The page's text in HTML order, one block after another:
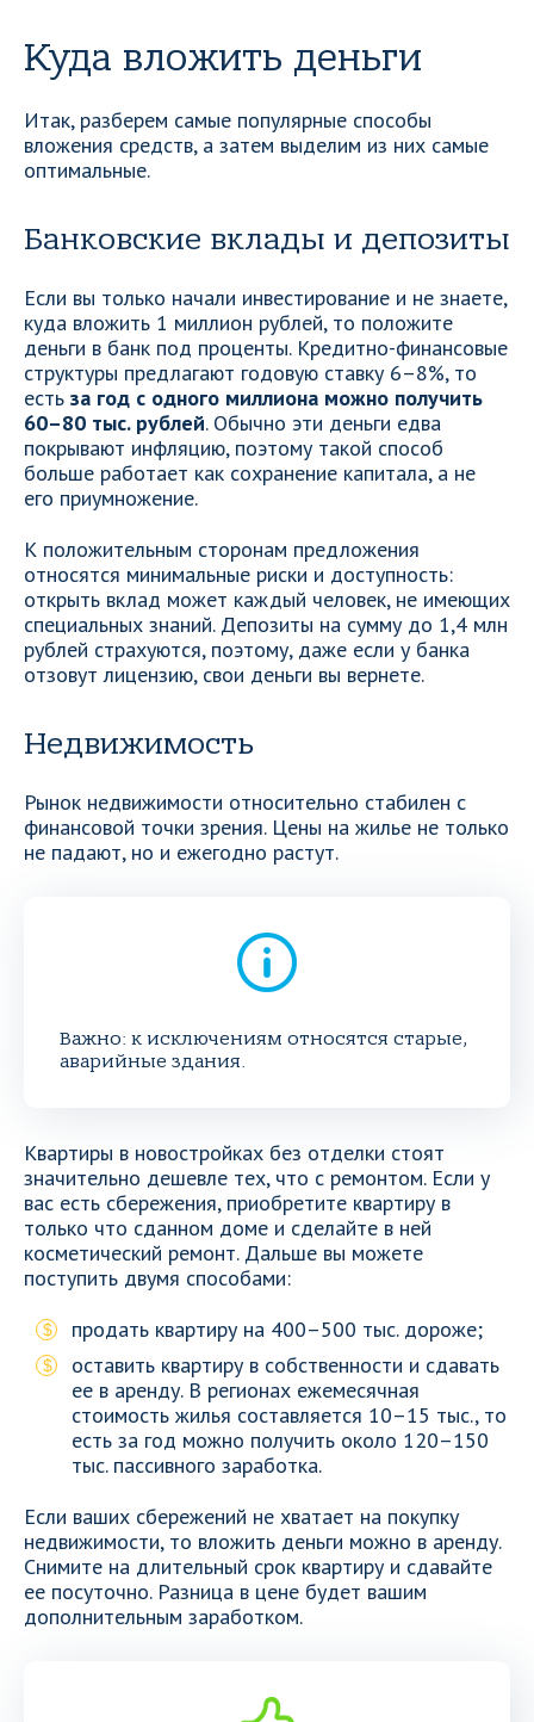
Куда вложить деньги
Итак, разберем самые популярные способы
вложения средств, а затем выделим из них самые
оптимальные.
Банковские вклады и депозиты
Если вы только начали инвестирование и не знаете,
куда вложить 1 миллион рублей, то положите
деньги в банк под проценты. Кредитно-финансовые
структуры предлагают годовую ставку 6–8%, то
есть за год с одного миллиона можно получить
60–80 тыс. рублей. Обычно эти деньги едва
покрывают инфляцию, поэтому такой способ
больше работает как сохранение капитала, а не
его приумножение.
К положительным сторонам предложения
относятся минимальные риски и доступность:
открыть вклад может каждый человек, не имеющих
специальных знаний. Депозиты на сумму до 1,4 млн
рублей страхуются, поэтому, даже если у банка
отзовут лицензию, свои деньги вы вернете.
Недвижимость
Рынок недвижимости относительно стабилен с
финансовой точки зрения. Цены на жилье не только
не падают, но и ежегодно растут.
Важно: к исключениям относятся старые,
аварийные здания.
Квартиры в новостройках без отделки стоят
значительно дешевле тех, что с ремонтом. Если у
вас есть сбережения, приобретите квартиру в
только что сданном доме и сделайте в ней
косметический ремонт. Дальше вы можете
поступить двумя способами:
продать квартиру на 400–500 тыс. дороже;
оставить квартиру в собственности и сдавать
ее в аренду. В регионах ежемесячная
стоимость жилья составляется 10–15 тыс., то
есть за год можно получить около 120–150
тыс. пассивного заработка.
Если ваших сбережений не хватает на покупку
недвижимости, то вложить деньги можно в аренду.
Снимите на длительный срок квартиру и сдавайте
ее посуточно. Разница в цене будет вашим
дополнительным заработком.